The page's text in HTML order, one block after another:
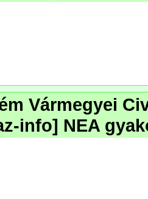
Vármegyei
info] NEA